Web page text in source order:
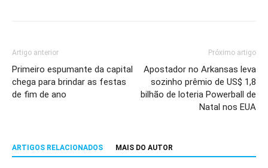
Artigo anterior
Primeiro espumante da capital
chega para brindar as festas
de fim de ano
Próximo artigo
Apostador no Arkansas leva
sozinho prêmio de US$ 1,8
bilhão de loteria Powerball de
Natal nos EUA
ARTIGOS RELACIONADOS MAIS DO AUTOR